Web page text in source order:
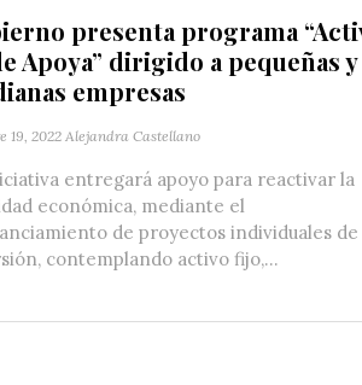
presenta programa
Apoya” dirigido a pequeñas y
empresas
19, 2022 Alejandra Castellano
entregará apoyo para reactivar la
económica, mediante el
de proyectos individuales de
contemplando activo fijo,...